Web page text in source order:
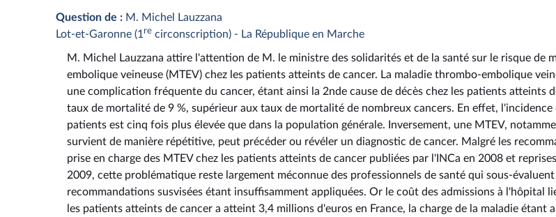
Question de : M. Michel Lauzzana
Lot-et-Garonne (1 re circonscription) - La République en Marche
M. Michel Lauzzana attire l'attention de M. le ministre des solidarités et de la santé sur le risque de
embolique veineuse (MTEV) chez les patients atteints de cancer. La maladie thrombo-embolique
une complication fréquente du cancer, étant ainsi la 2nde cause de décès chez les patients atteints
taux de mortalité de 9 %, supérieur aux taux de mortalité de nombreux cancers. En effet, l'incidence
patients est cinq fois plus élevée que dans la population générale. Inversement, une MTEV,
survient de manière répétitive, peut précéder ou révéler un diagnostic de cancer. Malgré les
prise en charge des MTEV chez les patients atteints de cancer publiées par l'INCa en 2008 et
2009, cette problématique reste largement méconnue des professionnels de santé qui sous-
recommandations susvisées étant insuffisamment appliquées. Or le coût des admissions à l'hôpital
les patients atteints de cancer a atteint 3,4 millions d'euros en France, la charge de la maladie étant